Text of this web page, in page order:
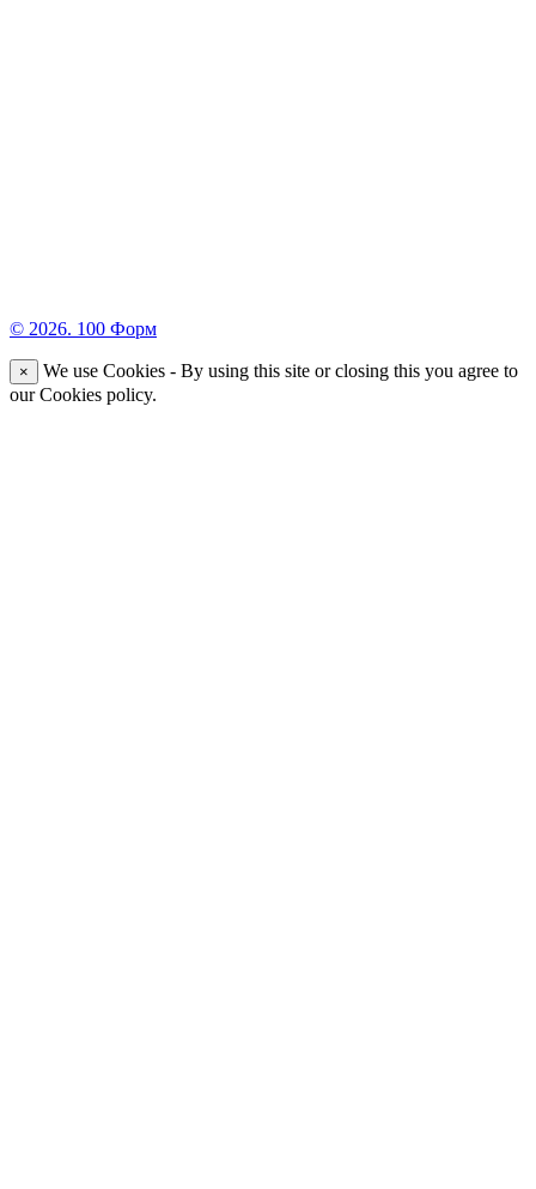
© 2026. 100 Форм
×
We use Cookies - By using this site or closing this you agree to
our Cookies policy.